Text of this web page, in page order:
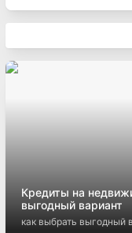
Кредиты на
выгодный вариант
как выбрать выгодный